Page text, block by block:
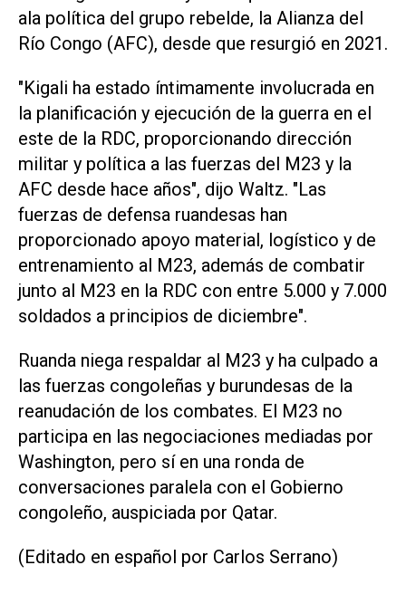
ala política del grupo rebelde, la Alianza del
Río Congo (AFC), desde que resurgió en 2021.
"Kigali ha estado íntimamente involucrada en
la planificación y ejecución de la guerra en el
este de la RDC, proporcionando dirección
militar y política a las fuerzas del M23 y la
AFC desde hace años", dijo Waltz. "Las
fuerzas de defensa ruandesas han
proporcionado apoyo material, logístico y de
entrenamiento al M23, además de combatir
junto al M23 en la RDC con entre 5.000 y 7.000
soldados a principios de diciembre".
Ruanda niega respaldar al M23 y ha culpado a
las fuerzas congoleñas y burundesas de la
reanudación de los combates. El M23 no
participa en las negociaciones mediadas por
Washington, pero sí en una ronda de
conversaciones paralela con el Gobierno
congoleño, auspiciada por Qatar.
(Editado en español por Carlos Serrano)